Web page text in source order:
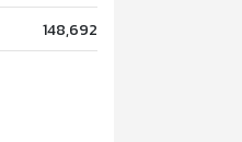
148,692